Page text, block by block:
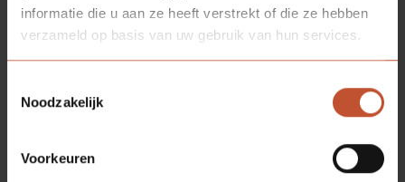
informatie die u aan ze heeft verstrekt of die ze hebben
verzameld op basis van uw gebruik van hun services.
Noodzakelijk
Voorkeuren
GELUIDWEREND VENTILATIEROOSTER